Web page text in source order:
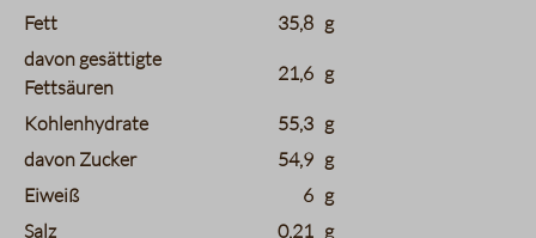
Fett
35,8 g
davon gesättigte
Fettsäuren
21,6 g
Kohlenhydrate 55,3 g
davon Zucker
54,9 g
Eiweiß
6 g
Salz
0,21 g